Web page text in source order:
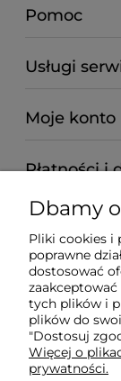
Pomoc
Usługi
Moje konto
Płatności i
Informacje
O nas
Wyposażenie
Sklep
Dbamy
Pliki cookies i
poprawne
dostosować
tych plików i
plików do
"Dostosuj
Więcej o
prywatności.